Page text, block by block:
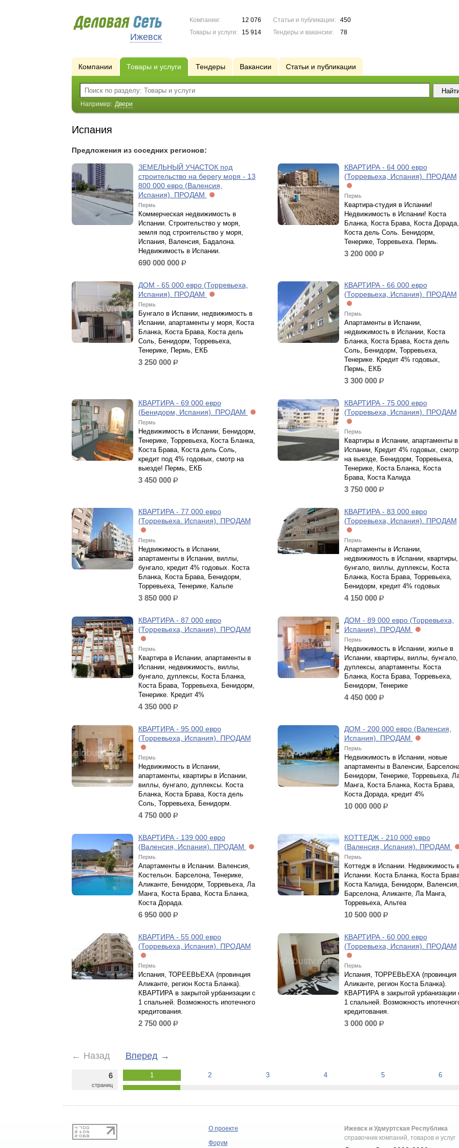
Ижевск
Компании:
12 076
Товары и услуги:
15 914
Статьи и публикации:
450
Тендеры и вакансии:
78
Компании Товары и услуги Тендеры Вакансии Статьи и публикации
Например: Двери
Испания
Предложения из соседних регионов:
ЗЕМЕЛЬНЫЙ УЧАСТОК под
строительство на берегу моря - 13
800 000 евро (Валенсия,
Испания). ПРОДАМ
Пермь
Коммерческая недвижимость в
Испании. Строительство у моря,
земля под строительство у моря,
Испания, Валенсия, Бадалона.
Недвижимость в Испании.
690 000 000 р.
КВАРТИРА - 64 000 евро
(Торревьеха, Испания). ПРОДАМ
Пермь
Квартира-студия в Испании!
Недвижимость в Испании! Коста
Бланка, Коста Брава, Коста Дорада,
Коста дель Соль. Бенидорм,
Тенерике, Торревьеха. Пермь.
3 200 000 р.
ДОМ - 65 000 евро (Торревьеха,
Испания). ПРОДАМ
Пермь
Бунгало в Испании, недвижимость в
Испании, апартаменты у моря, Коста
Бланка, Коста Брава, Коста дель
Соль, Бенидорм, Торревьеха,
Тенерике, Пермь, ЕКБ
3 250 000 р.
КВАРТИРА - 66 000 евро
(Торревьеха, Испания). ПРОДАМ
Пермь
Апартаменты в Испании,
недвижимость в Испании, Коста
Бланка, Коста Брава, Коста дель
Соль, Бенидорм, Торревьеха,
Тенерике. Кредит 4% годовых,
Пермь, ЕКБ
3 300 000 р.
КВАРТИРА - 69 000 евро
(Бенидорм, Испания). ПРОДАМ
Пермь
Недвижимость в Испании, Бенидорм,
Тенерике, Торревьеха, Коста Бланка,
Коста Брава, Коста дель Соль,
кредит под 4% годовых, смотр на
выезде! Пермь, ЕКБ
3 450 000 р.
КВАРТИРА - 75 000 евро
(Торревьеха, Испания). ПРОДАМ
Пермь
Квартиры в Испании, апартаменты в
Испании, Кредит 4% годовых, смотр
на выезде, Бенидорм, Торревьеха,
Тенерике, Коста Бланка, Коста
Брава, Коста Калида
3 750 000 р.
КВАРТИРА - 77 000 евро
(Торревьеха. Испания). ПРОДАМ
Пермь
Недвижимость в Испании,
апартаменты в Испании, виллы,
бунгало, кредит 4% годовых. Коста
Бланка, Коста Брава, Бенидорм,
Торревьеха, Тенерике, Кальпе
3 850 000 р.
КВАРТИРА - 83 000 евро
(Торревьеха, Испания). ПРОДАМ
Пермь
Апартаменты в Испании,
недвижимость в Испании, квартиры,
бунгало, виллы, дуплексы, Коста
Бланка, Коста Брава, Торревьеха,
Бенидорм, кредит 4% годовых
4 150 000 р.
КВАРТИРА - 87 000 евро
(Торревьеха, Испания). ПРОДАМ
Пермь
Квартира в Испании, апартаменты в
Испании, недвижимость, виллы,
бунгало, дуплексы, Коста Бланка,
Коста Брава, Торревьеха, Бенидорм,
Тенерике. Кредит 4%
4 350 000 р.
ДОМ - 89 000 евро (Торревьеха,
Испания). ПРОДАМ
Пермь
Недвижимость в Испании, жилье в
Испании, квартиры, виллы, бунгало,
дуплексы, апартаменты. Коста
Бланка, Коста Брава, Торревьеха,
Бенидорм, Тенерике
4 450 000 р.
КВАРТИРА - 95 000 евро
(Торревьеха, Испания). ПРОДАМ
Пермь
Недвижимость в Испании,
апартаменты, квартиры в Испании,
виллы, бунгало, дуплексы. Коста
Бланка, Коста Брава, Коста дель
Соль, Торревьеха, Бенидорм.
4 750 000 р.
ДОМ - 200 000 евро (Валенсия,
Испания). ПРОДАМ
Пермь
Недвижимость в Испании, новые
апартаменты в Валенсии,
Бенидорм, Тенерике, Торревьеха,
Манга, Коста Бланка, Коста Брава,
Коста Дорада, кредит 4%
10 000 000 р.
КВАРТИРА - 139 000 евро
(Валенсия, Испания). ПРОДАМ
Пермь
Апартаменты в Испании. Валенсия,
Костельон. Барселона, Тенерике,
Аликанте, Бенидорм, Торревьеха, Ла
Манга, Коста Брава, Коста Бланка,
Коста Дорада.
6 950 000 р.
КОТТЕДЖ - 210 000 евро
(Валенсия, Испания). ПРОДАМ
Пермь
Коттедж в Испании. Недвижимость
Испании. Коста Бланка, Коста
Коста Калида, Бенидорм, Валенсия,
Барселона, Аликанте, Ла Манга,
Торревьеха, Альтеа
10 500 000 р.
КВАРТИРА - 55 000 евро
(Торревьеха, Испания). ПРОДАМ
Пермь
Испания, ТОРЕЕВЬЕХА (провинция
Аликанте, регион Коста Бланка).
КВАРТИРА в закрытой урбанизации с
1 спальней. Возможность ипотечного
кредитования.
2 750 000 р.
КВАРТИРА - 60 000 евро
(Торревьеха, Испания). ПРОДАМ
Пермь
Испания, ТОРРЕВЬЕХА (провинция
Аликанте, регион Коста Бланка).
КВАРТИРА в закрытой урбанизации
1 спальней. Возможность
кредитования.
3 000 000 р.
← Назад Вперед→
6
страниц
1 2 3 4 5 6
О проекте
Форум
Ижевск и Удмуртская Республика
справочник компаний, товаров и услуг